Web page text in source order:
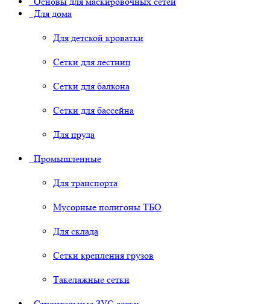
Для дома
Для детской кроватки
Сетки для лестниц
Сетки для балкона
Сетки для бассейна
Для пруда
Промышленные
Для транспорта
Мусорные полигоны ТБО
Для склада
Сетки крепления грузов
Такелажные сетки